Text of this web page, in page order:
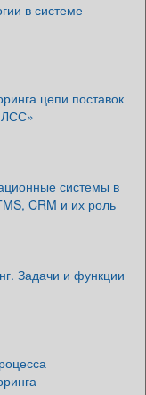
в системе
цепи поставок
системы в
CRM и их роль
Задачи и функции